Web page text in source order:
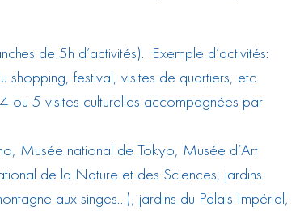
de 5h d’activités). Exemple d’activités:
shopping, festival, visites de quartiers, etc.
ou 5 visites culturelles accompagnées par
, Musée national de Tokyo, Musée d’Art
de la Nature et des Sciences, jardins
aux singes…), jardins du Palais Impérial,